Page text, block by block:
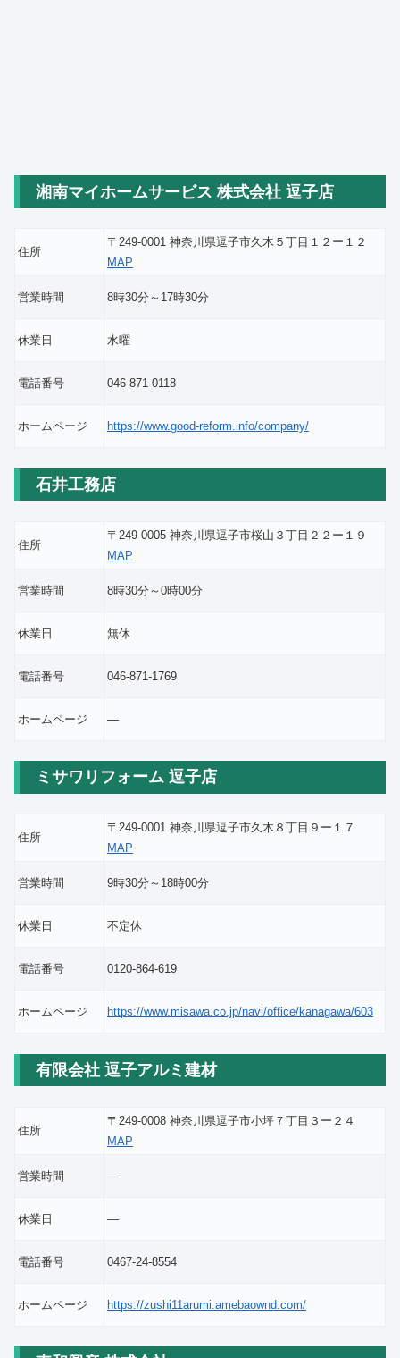
湘南マイホームサービス 株式会社 逗子店
住所
〒249-0001 神奈川県逗子市久木５丁目１２ー１２
MAP
営業時間 8時30分～17時30分
休業日 水曜
電話番号 046-871-0118
ホームページ https://www.good-reform.info/company/
石井工務店
住所
〒249-0005 神奈川県逗子市桜山３丁目２２ー１９
MAP
営業時間 8時30分～0時00分
休業日 無休
電話番号 046-871-1769
ホームページ ―
ミサワリフォーム 逗子店
住所
〒249-0001 神奈川県逗子市久木８丁目９ー１７
MAP
営業時間 9時30分～18時00分
休業日 不定休
電話番号 0120-864-619
ホームページ https://www.misawa.co.jp/navi/office/kanagawa/603
有限会社 逗子アルミ建材
住所
〒249-0008 神奈川県逗子市小坪７丁目３ー２４
MAP
営業時間 ―
休業日 ―
電話番号 0467-24-8554
ホームページ https://zushi11arumi.amebaownd.com/